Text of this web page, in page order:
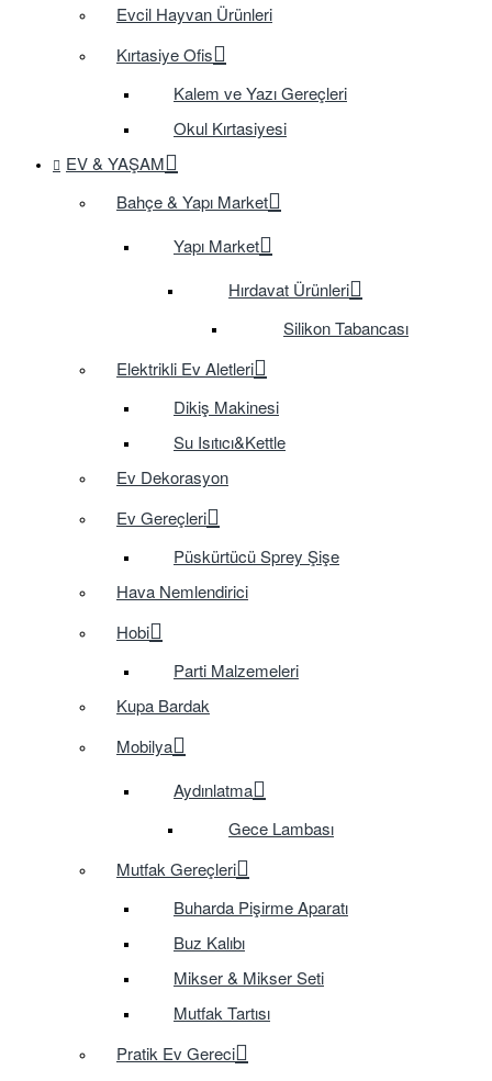
Evcil Hayvan Ürünleri
Kırtasiye Ofis
Kalem ve Yazı Gereçleri
Okul Kırtasiyesi
EV & YAŞAM
Bahçe & Yapı Market
Yapı Market
Hırdavat Ürünleri
Silikon Tabancası
Elektrikli Ev Aletleri
Dikiş Makinesi
Su Isıtıcı&Kettle
Ev Dekorasyon
Ev Gereçleri
Püskürtücü Sprey Şişe
Hava Nemlendirici
Hobi
Parti Malzemeleri
Kupa Bardak
Mobilya
Aydınlatma
Gece Lambası
Mutfak Gereçleri
Buharda Pişirme Aparatı
Buz Kalıbı
Mikser & Mikser Seti
Mutfak Tartısı
Pratik Ev Gereci